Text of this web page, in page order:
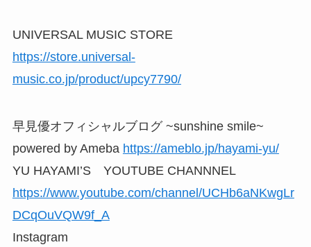
UNIVERSAL MUSIC STORE
https://store.universal-
music.co.jp/product/upcy7790/
早見優オフィシャルブログ ~sunshine smile~
powered by Ameba https://ameblo.jp/hayami-yu/
YU HAYAMI’S YOUTUBE CHANNNEL
https://www.youtube.com/channel/UCHb6aNKwgLr
DCqOuVQW9f_A
Instagram